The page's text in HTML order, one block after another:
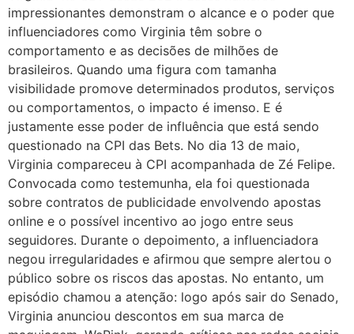
impressionantes demonstram o alcance e o poder que
influenciadores como Virginia têm sobre o
comportamento e as decisões de milhões de
brasileiros. Quando uma figura com tamanha
visibilidade promove determinados produtos, serviços
ou comportamentos, o impacto é imenso. E é
justamente esse poder de influência que está sendo
questionado na CPI das Bets. No dia 13 de maio,
Virginia compareceu à CPI acompanhada de Zé Felipe.
Convocada como testemunha, ela foi questionada
sobre contratos de publicidade envolvendo apostas
online e o possível incentivo ao jogo entre seus
seguidores. Durante o depoimento, a influenciadora
negou irregularidades e afirmou que sempre alertou o
público sobre os riscos das apostas. No entanto, um
episódio chamou a atenção: logo após sair do Senado,
Virginia anunciou descontos em sua marca de